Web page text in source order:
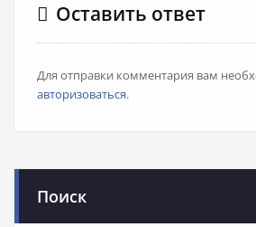
Оставить ответ
Для отправки комментария вам
авторизоваться.
Поиск